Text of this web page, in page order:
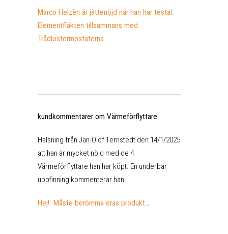
Marco Helzèn är jättenöjd när han har testat
Elementfläkten tillsammans med
Trådlöstermostaterna..
kundkommentarer om Värmeförflyttare
Hälsning från Jan-Olof Ternstedt den 14/1/2025
att han är mycket nöjd med de 4
Värmeförflyttare han har köpt. En underbar
uppfinning kommenterar han.
Hej! Måste berömma eras produkt..,